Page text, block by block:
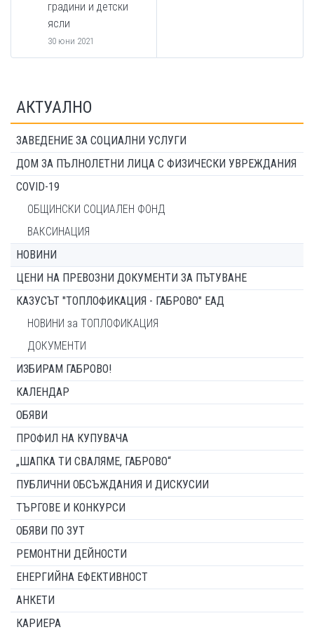
градини и детски
ясли
30 юни 2021
АКТУАЛНО
ЗАВЕДЕНИЕ ЗА СОЦИАЛНИ УСЛУГИ
ДОМ ЗА ПЪЛНОЛЕТНИ ЛИЦА С ФИЗИЧЕСКИ УВРЕЖДАНИЯ
COVID-19
ОБЩИНСКИ СОЦИАЛЕН ФОНД
ВАКСИНАЦИЯ
НОВИНИ
ЦЕНИ НА ПРЕВОЗНИ ДОКУМЕНТИ ЗА ПЪТУВАНЕ
КАЗУСЪТ "ТОПЛОФИКАЦИЯ - ГАБРОВО" ЕАД
НОВИНИ за ТОПЛОФИКАЦИЯ
ДОКУМЕНТИ
ИЗБИРАМ ГАБРОВО!
КАЛЕНДАР
ОБЯВИ
ПРОФИЛ НА КУПУВАЧА
„ШАПКА ТИ СВАЛЯМЕ, ГАБРОВО“
ПУБЛИЧНИ ОБСЪЖДАНИЯ И ДИСКУСИИ
ТЪРГОВЕ И КОНКУРСИ
ОБЯВИ ПО ЗУТ
РЕМОНТНИ ДЕЙНОСТИ
ЕНЕРГИЙНА ЕФЕКТИВНОСТ
АНКЕТИ
КАРИЕРА